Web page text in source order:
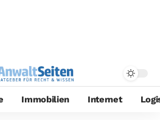
Immobilien Internet